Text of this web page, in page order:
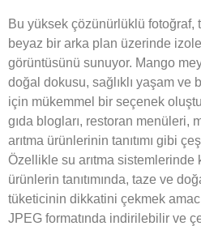
Bu yüksek çözünürlüklü
beyaz bir arka plan üzerinde
görüntüsünü sunuyor. Mango
doğal dokusu, sağlıklı yaşam ve
için mükemmel bir seçenek
gıda blogları, restoran menüleri,
arıtma ürünlerinin tanıtımı gibi
Özellikle su arıtma sistemlerinde
ürünlerin tanıtımında, taze ve
tüketicinin dikkatini çekmek
JPEG formatında indirilebilir ve